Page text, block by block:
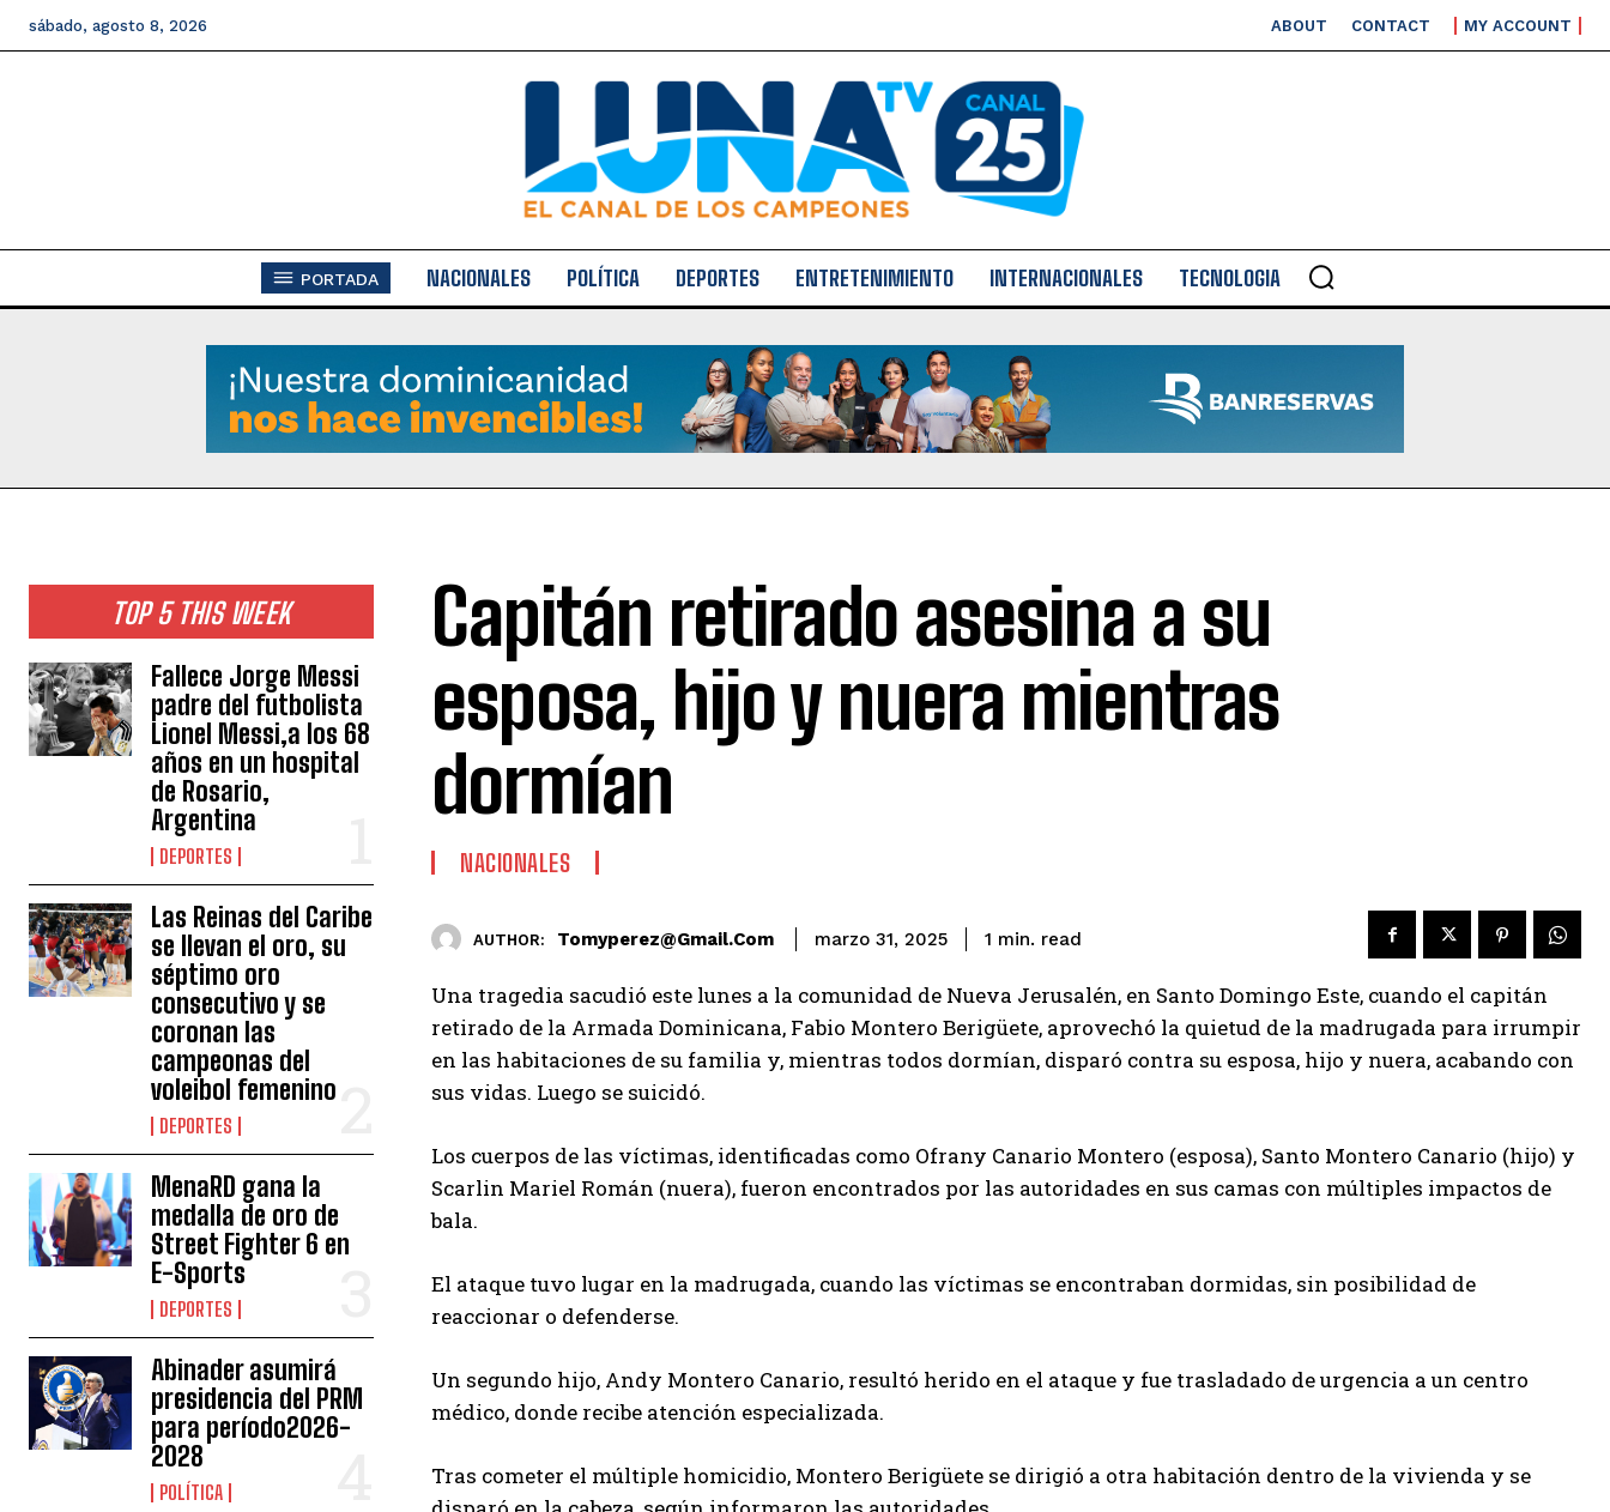
sábado, agosto 8, 2026 ABOUT CONTACT MY ACCOUNT
PORTADA NACIONALES POLÍTICA DEPORTES ENTRETENIMIENTO INTERNACIONALES TECNOLOGIA
TOP 5 THIS WEEK
Fallece Jorge Messi
padre del futbolista
Lionel Messi,a los 68
años en un hospital
de Rosario,
Argentina
DEPORTES
Las Reinas del Caribe
se llevan el oro, su
séptimo oro
consecutivo y se
coronan las
campeonas del
voleibol femenino
DEPORTES
MenaRD gana la
medalla de oro de
Street Fighter 6 en
E-Sports
DEPORTES
Abinader asumirá
presidencia del PRM
para período2026-
2028
POLÍTICA
Capitán retirado asesina a su
esposa, hijo y nuera mientras
dormían
NACIONALES
AUTHOR: Tomyperez@gmail.com marzo 31, 2025 1 min. read
Una tragedia sacudió este lunes a la comunidad de Nueva Jerusalén, en Santo Domingo Este, cuando el capitán
retirado de la Armada Dominicana, Fabio Montero Berigüete, aprovechó la quietud de la madrugada para irrumpir
en las habitaciones de su familia y, mientras todos dormían, disparó contra su esposa, hijo y nuera, acabando con
sus vidas. Luego se suicidó.
Los cuerpos de las víctimas, identificadas como Ofrany Canario Montero (esposa), Santo Montero Canario (hijo) y
Scarlin Mariel Román (nuera), fueron encontrados por las autoridades en sus camas con múltiples impactos de
bala.
El ataque tuvo lugar en la madrugada, cuando las víctimas se encontraban dormidas, sin posibilidad de
reaccionar o defenderse.
Un segundo hijo, Andy Montero Canario, resultó herido en el ataque y fue trasladado de urgencia a un centro
médico, donde recibe atención especializada.
Tras cometer el múltiple homicidio, Montero Berigüete se dirigió a otra habitación dentro de la vivienda y se